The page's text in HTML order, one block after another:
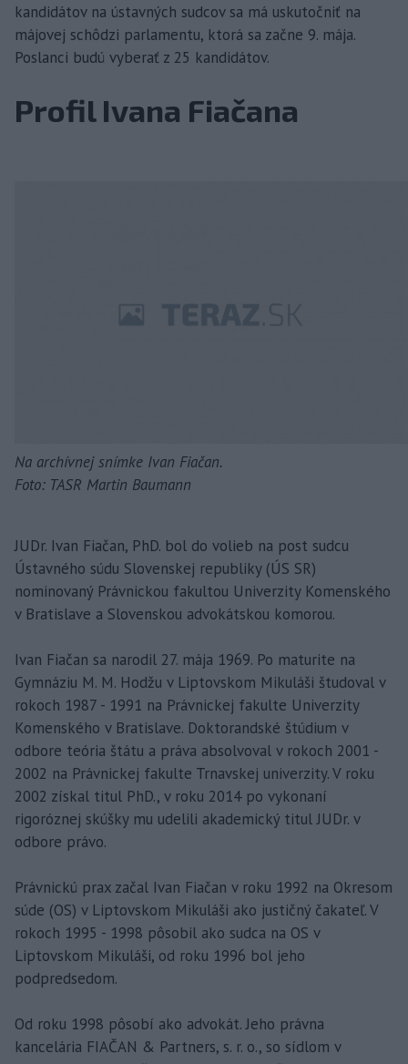
kandidátov na ústavných sudcov sa má uskutočniť na
májovej schôdzi parlamentu, ktorá sa začne 9. mája.
Poslanci budú vyberať z 25 kandidátov.
Profil Ivana Fiačana
Na archívnej snímke Ivan Fiačan.
Foto: TASR Martin Baumann
JUDr. Ivan Fiačan, PhD. bol do volieb na post sudcu
Ústavného súdu Slovenskej republiky (ÚS SR)
nominovaný Právnickou fakultou Univerzity Komenského
v Bratislave a Slovenskou advokátskou komorou.
Ivan Fiačan sa narodil 27. mája 1969. Po maturite na
Gymnáziu M. M. Hodžu v Liptovskom Mikuláši študoval v
rokoch 1987 - 1991 na Právnickej fakulte Univerzity
Komenského v Bratislave. Doktorandské štúdium v
odbore teória štátu a práva absolvoval v rokoch 2001 -
2002 na Právnickej fakulte Trnavskej univerzity. V roku
2002 získal titul PhD., v roku 2014 po vykonaní
rigoróznej skúšky mu udelili akademický titul JUDr. v
odbore právo.
Právnickú prax začal Ivan Fiačan v roku 1992 na Okresom
súde (OS) v Liptovskom Mikuláši ako justičný čakateľ. V
rokoch 1995 - 1998 pôsobil ako sudca na OS v
Liptovskom Mikuláši, od roku 1996 bol jeho
podpredsedom.
Od roku 1998 pôsobí ako advokát. Jeho právna
kancelária FIAČAN & Partners, s. r. o., so sídlom v